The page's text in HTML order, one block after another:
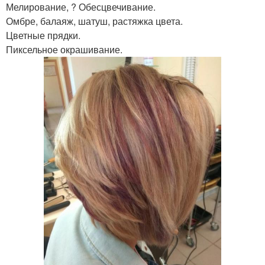
Мелирование, ? Обесцвечивание.
Омбре, балаяж, шатуш, растяжка цвета.
Цветные прядки.
Пиксельное окрашивание.